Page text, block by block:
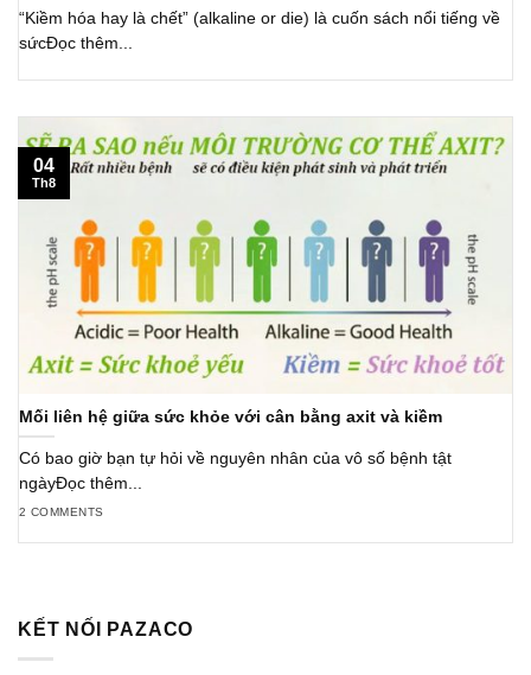
“Kiềm hóa hay là chết” (alkaline or die) là cuốn sách nổi tiếng về
sứcĐọc thêm...
Mối liên hệ giữa sức khỏe với cân bằng axit và kiềm
Có bao giờ bạn tự hỏi về nguyên nhân của vô số bệnh tật
ngàyĐọc thêm...
2 COMMENTS
04
Th8
KẾT NỐI PAZACO